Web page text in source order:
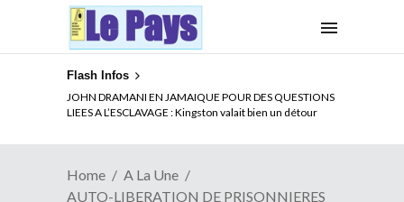
Flash Infos
JOHN DRAMANI EN JAMAIQUE POUR DES QUESTIONS
LIEES A L’ESCLAVAGE : Kingston valait bien un détour
ELECTION DE TALON A LA TETE DU SENAT BENINOIS :
Quand Patrice quitte le pouvoir sans partir !
Home
A La Une
AUTO-LIBERATION DE PRISONNIERES